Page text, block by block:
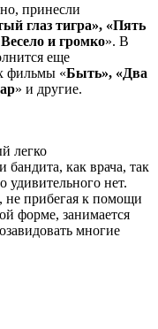
принесли
глаз тигра», «Пять
и громко». В
еще
фильмы «Быть», «Два
» и другие.
легко
бандита, как врача, так
удивительного нет.
не прибегая к помощи
форме, занимается
многие